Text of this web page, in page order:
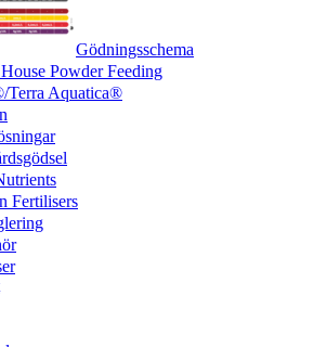
Gödningsschema
Powder Feeding
Terra Aquatica®
Fertilisers